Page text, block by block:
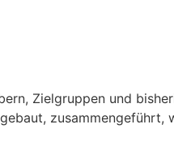
Zielgruppen und